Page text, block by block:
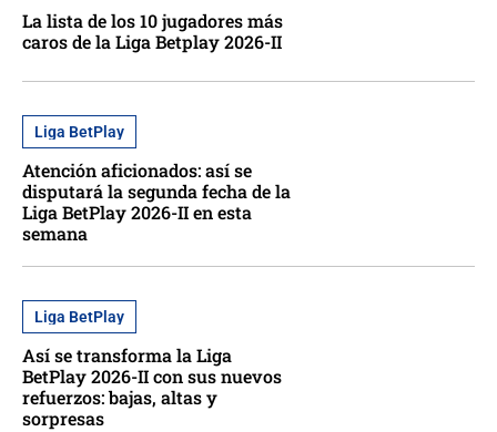
La lista de los 10 jugadores más
caros de la Liga Betplay 2026-II
Liga BetPlay
Atención aficionados: así se
disputará la segunda fecha de la
Liga BetPlay 2026-II en esta
semana
Liga BetPlay
Así se transforma la Liga
BetPlay 2026-II con sus nuevos
refuerzos: bajas, altas y
sorpresas